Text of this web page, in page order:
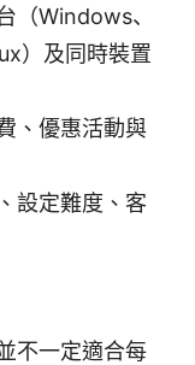
（Windows、
）及同時裝置
、優惠活動與
設定難度、客
不一定適合每